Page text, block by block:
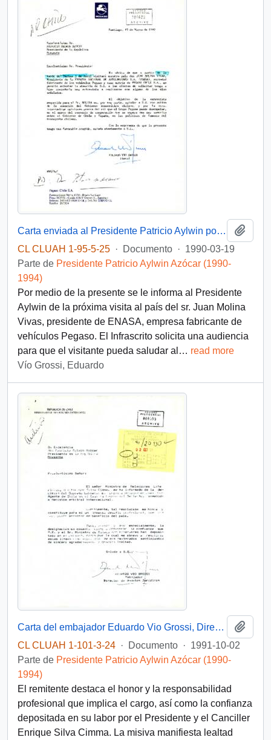
Carta enviada al Presidente Patricio Aylwin por Eduardo Vio Gro, fiscal de Pegaso Chile
CL CLUAH 1-95-5-25 · Documento · 1990-03-19
Parte de Presidente Patricio Aylwin Azócar (1990-
1994)
Por medio de la presente se le informa al Presidente
Aylwin de la próxima visita al país del sr. Juan Molina
Vivas, presidente de ENASA, empresa fabricante de
vehículos Pegaso. El Infrascrito solicita una audiencia
para que el visitante pueda saludar al … read more
Vío Grossi, Eduardo
Carta del embajador Eduardo Vio Grossi, Director de Asuntos Jurídicos del Ministerio de Relaciones Exteriores, dirigida al Presidente Patricio Aylwin para expresar su agradecimiento por haber sido designado Co-Agente de Chile en el caso de Laguna del Desierto
CL CLUAH 1-101-3-24 · Documento · 1991-10-02
Parte de Presidente Patricio Aylwin Azócar (1990-
1994)
El remitente destaca el honor y la responsabilidad
profesional que implica el cargo, así como la confianza
depositada en su labor por el Presidente y el Canciller
Enrique Silva Cimma. La misiva manifiesta lealtad